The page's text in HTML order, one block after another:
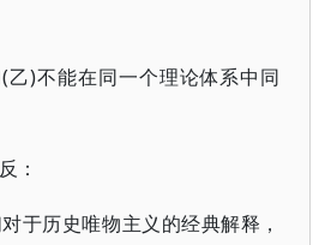
)不能在同一个理论体系中同
：
于历史唯物主义的经典解释，